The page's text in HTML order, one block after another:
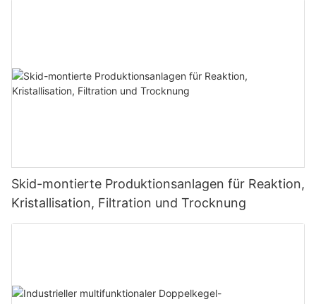
Skid-montierte Produktionsanlagen für Reaktion,
Kristallisation, Filtration und Trocknung